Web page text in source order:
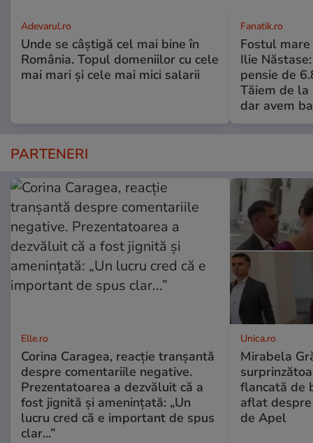
Adevarul.ro
Unde se câștigă cel mai bine în
România. Topul domeniilor cu cele
mai mari și cele mai mici salarii
Fanatik.ro
Fostul
Ilie
pensie de
Tăiem de la
dar avem
PARTENERI
Elle.ro
Corina Caragea, reacție tranșantă
despre comentariile negative.
Prezentatoarea a dezvăluit că a
fost jignită și amenințată: „Un
lucru cred că e important de spus
clar...”
Unica.ro
Mirabela
flancată de
aflat
de Apel